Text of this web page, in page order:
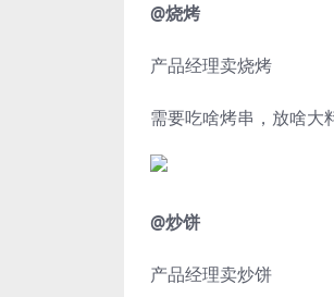
@烧烤
产品经理卖烧烤
需要吃啥烤串，放啥大
@炒饼
产品经理卖炒饼